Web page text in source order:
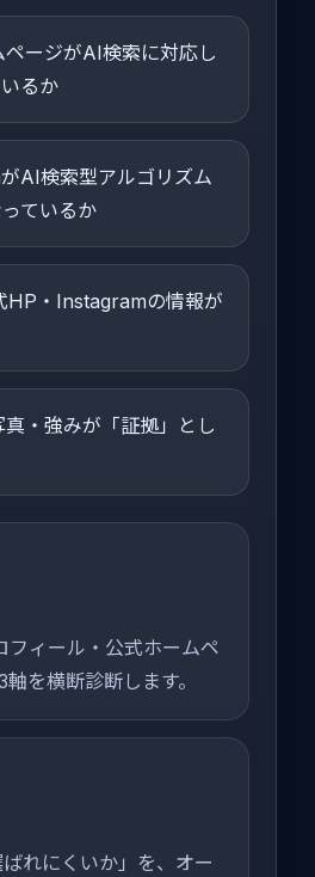
ページがAI検索に対応し
るか
AI検索型アルゴリズム
ているか
HP・Instagramの情報が
真・強みが「証拠」とし
ィール・公式ホームペ
を横断診断します。
ばれにくいか」を、オー